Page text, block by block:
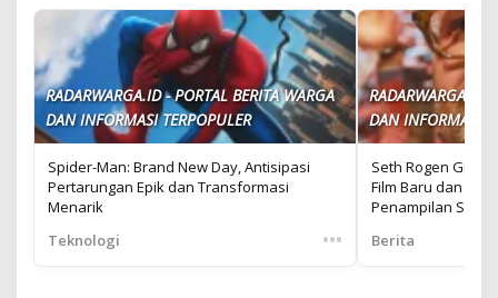
RADARWARGA.ID - PORTAL BERITA WARGA
DAN INFORMASI TERPOPULER
Spider-Man: Brand New Day, Antisipasi
Pertarungan Epik dan Transformasi
Menarik
Teknologi
•••
RADARWARGA.ID
DAN INFORMASI
Seth Rogen
Film Baru dan
Penampilan
Berita